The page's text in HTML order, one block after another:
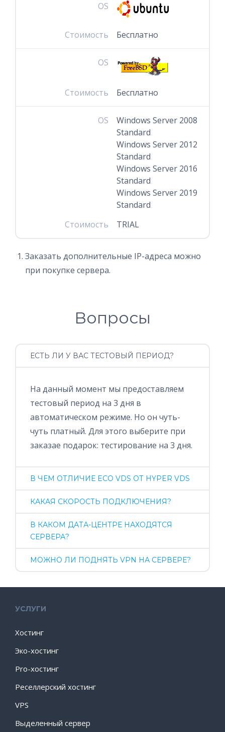
OS
Стоимость Бесплатно
OS
Стоимость Бесплатно
OS
Windows Server 2008
Standard
Windows Server 2012
Standard
Windows Server 2016
Standard
Windows Server 2019
Standard
Стоимость
TRIAL
Заказать дополнительные IP-адреса можно
при покупке сервера.
Вопросы
ЕСТЬ ЛИ У ВАС ТЕСТОВЫЙ ПЕРИОД?
На данный момент мы предоставляем
тестовый период на 3 дня в
автоматическом режиме. Но он чуть-
чуть платный. Для этого выберите при
заказае подарок: тестирование на 3 дня.
В ЧЕМ ОТЛИЧИЕ ECO VDS ОТ HYPER VDS
КАКАЯ СКОРОСТЬ ПОДКЛЮЧЕНИЯ?
В КАКОМ ДАТА-ЦЕНТРЕ НАХОДЯТСЯ
СЕРВЕРА?
МОЖНО ЛИ ПОДНЯТЬ VPN НА СЕРВЕРЕ?
УСЛУГИ
Хостинг
Эко-хостинг
Pro-хостинг
Реселлерский хостинг
VPS
Выделенный сервер